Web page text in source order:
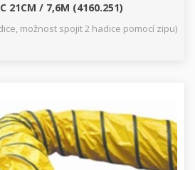
21CM / 7,6M (4160.251)
možnost spojit 2 hadice pomocí zipu)